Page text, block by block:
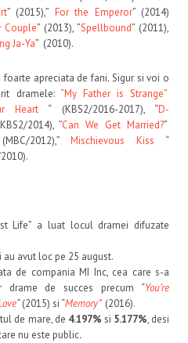
” (2015),” For the Emperor” (2014)
Couple” (2013), ”Spellbound” (2011),
Ja-Ya” (2010).
apreciata de fani. Sigur si voi o
dramele: “My Father is Strange”
Heart “ (KBS2/2016-2017), “D-
2014), ”Can We Get Married?”
2012),”Mischievous Kiss “
Life” a luat locul dramei difuzate
avut loc pe 25 august.
de compania MI Inc, cea care s-a
drame de succes precum “You’re
“(2015) si “Memory” (2016).
de mare, de 4.197% si 5.177%, desi
nu este public.